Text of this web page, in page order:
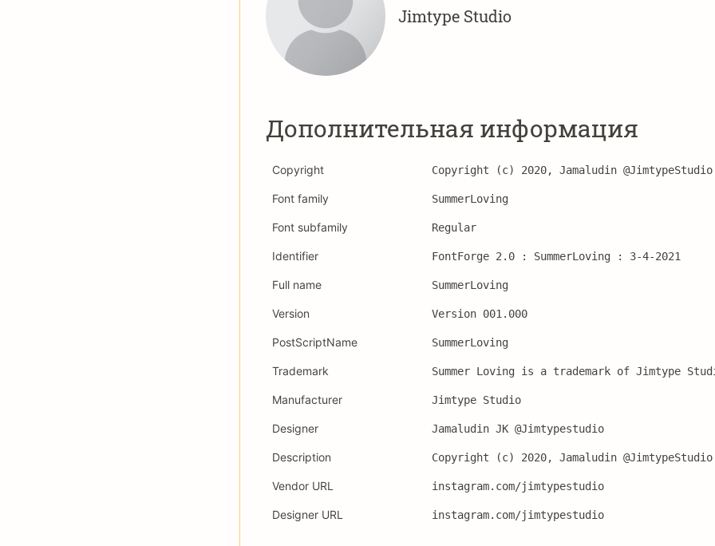
Jimtype Studio
Дополнительная информация
Copyright Copyright (c) 2020, Jamaludin
Font family SummerLoving
Font subfamily Regular
Identifier FontForge 2.0 : SummerLoving : 3-4-2021
Full name SummerLoving
Version Version 001.000
PostScriptName SummerLoving
Trademark Summer Loving is a trademark of Jimtype
Manufacturer Jimtype Studio
Designer Jamaludin JK @Jimtypestudio
Description Copyright (c) 2020, Jamaludin
Vendor URL instagram.com/jimtypestudio
Designer URL instagram.com/jimtypestudio